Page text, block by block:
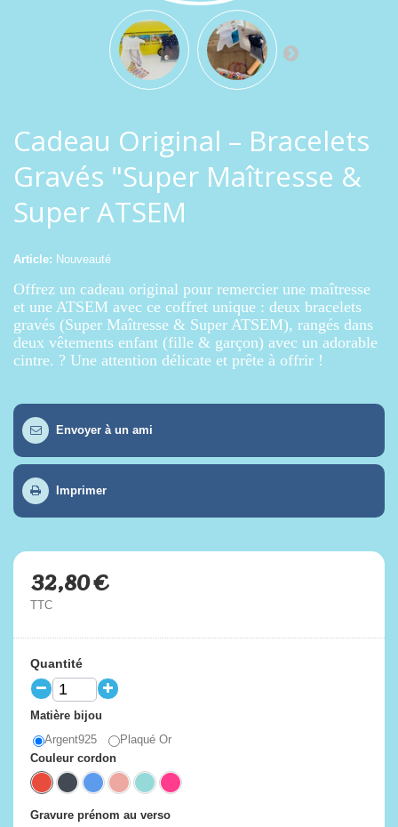
Cadeau Original – Bracelets
Gravés "Super Maîtresse &
Super ATSEM
Article: Nouveauté
Offrez un cadeau original pour remercier une maîtresse
et une ATSEM avec ce coffret unique : deux bracelets
gravés (Super Maîtresse & Super ATSEM), rangés dans
deux vêtements enfant (fille & garçon) avec un adorable
cintre. ? Une attention délicate et prête à offrir !
Envoyer à un ami
Imprimer
32,80 €
TTC
Quantité
Matière bijou
Argent925
Plaqué Or
Couleur cordon
Gravure prénom au verso